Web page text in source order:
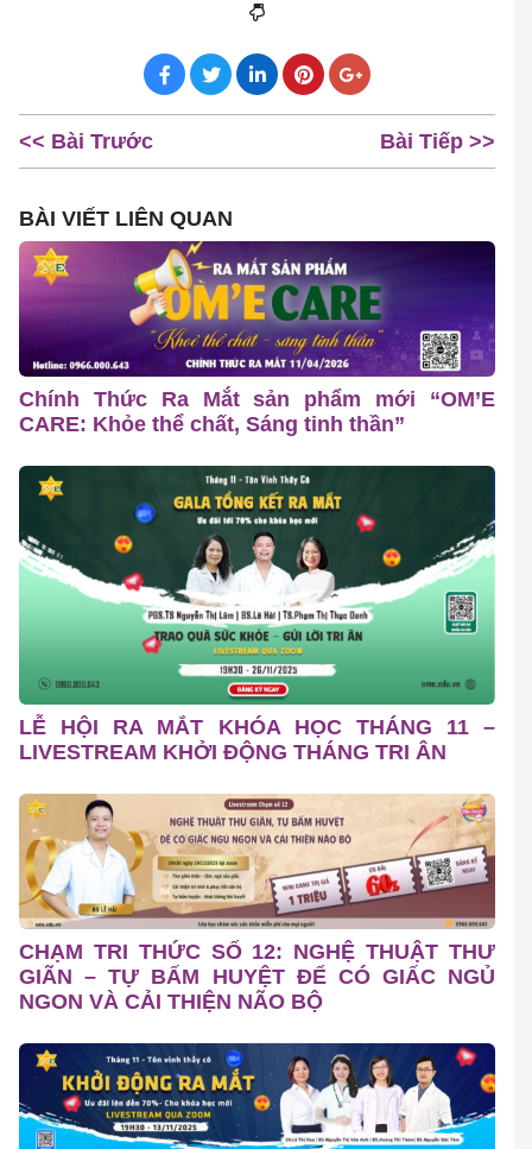
<< Bài Trước Bài Tiếp >>
BÀI VIẾT LIÊN QUAN
Chính Thức Ra Mắt sản phẩm mới “OM’E
CARE: Khỏe thể chất, Sáng tinh thần”
LỄ HỘI RA MẮT KHÓA HỌC THÁNG 11 –
LIVESTREAM KHỞI ĐỘNG THÁNG TRI ÂN
CHẠM TRI THỨC SỐ 12: NGHỆ THUẬT THƯ
GIÃN – TỰ BẤM HUYỆT ĐỂ CÓ GIẤC NGỦ
NGON VÀ CẢI THIỆN NÃO BỘ